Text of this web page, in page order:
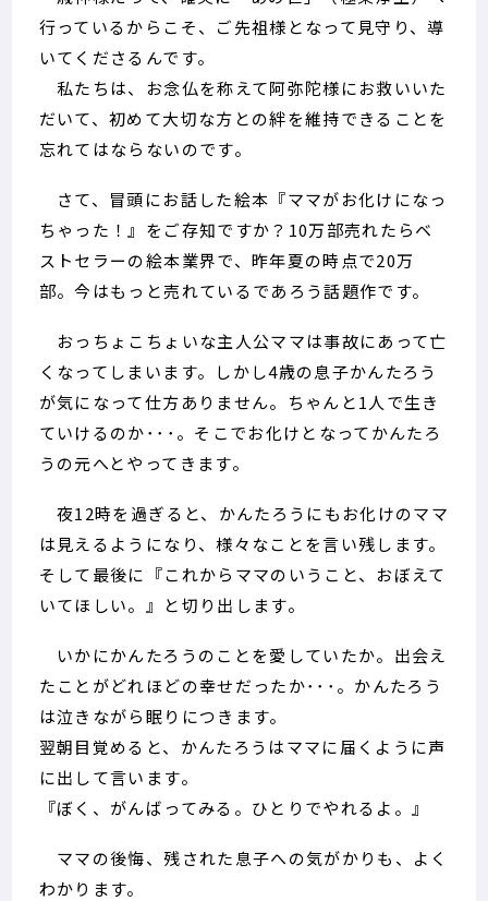
行っているからこそ、ご先祖様となって見守り、導
いてくださるんです。
私たちは、お念仏を称えて阿弥陀様にお救いいた
だいて、初めて大切な方との絆を維持できることを
忘れてはならないのです。
さて、冒頭にお話した絵本『ママがお化けになっ
ちゃった！』をご存知ですか？10万部売れたらベ
ストセラーの絵本業界で、昨年夏の時点で20万
部。今はもっと売れているであろう話題作です。
おっちょこちょいな主人公ママは事故にあって亡
くなってしまいます。しかし4歳の息子かんたろう
が気になって仕方ありません。ちゃんと1人で生き
ていけるのか･･･。そこでお化けとなってかんたろ
うの元へとやってきます。
夜12時を過ぎると、かんたろうにもお化けのママ
は見えるようになり、様々なことを言い残します。
そして最後に『これからママのいうこと、おぼえて
いてほしい。』と切り出します。
いかにかんたろうのことを愛していたか。出会え
たことがどれほどの幸せだったか･･･。かんたろう
は泣きながら眠りにつきます。
翌朝目覚めると、かんたろうはママに届くように声
に出して言います。
『ぼく、がんばってみる。ひとりでやれるよ。』
ママの後悔、残された息子への気がかりも、よく
わかります。